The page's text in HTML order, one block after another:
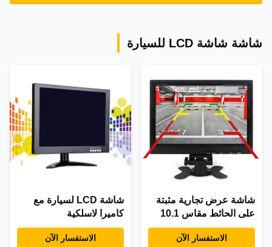
شاشة شاشة LCD للسيارة
شاشة عرض تجارية مثبتة
على الحائط مقاس 10.1
بوصة بتقنية IPS
الاستفسار الآن
شاشة LCD لسيارة مع
كاميرا لاسلكية
الاستفسار الآن